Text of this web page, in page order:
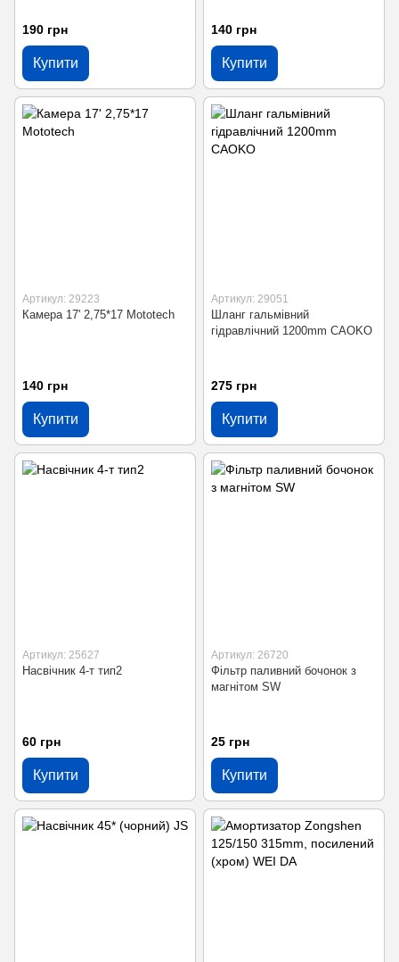
190 грн
Купити
140 грн
Купити
Артикул: 29223
Камера 17' 2,75*17 Mototech
140 грн
Купити
Артикул: 29051
Шланг гальмівний
гідравлічний 1200mm CAOKO
275 грн
Купити
Артикул: 25627
Насвічник 4-т тип2
60 грн
Купити
Артикул: 26720
Фільтр паливний бочонок з
магнітом SW
25 грн
Купити